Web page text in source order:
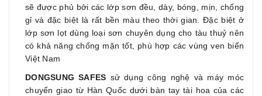
sẽ được phủ bởi các lớp sơn đều, dày, bóng, mịn, chống
gỉ và đặc biệt là rất bền màu theo thời gian. Đặc biệt ở
lớp sơn lọt dùng loại sơn chuyên dụng cho tàu thuỷ nên
có khả năng chống mặn tốt, phù hợp các vùng ven biển
Việt Nam
DONGSUNG SAFES sử dụng công nghệ và máy móc
chuyển giao từ Hàn Quốc dưới bàn tay tài hoa của các